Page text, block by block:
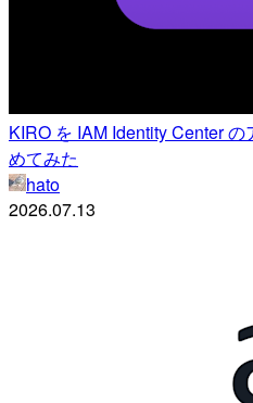
KIRO を IAM Identity Center
めてみた
hato
2026.07.13